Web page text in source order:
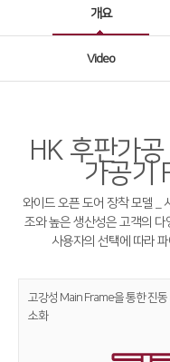
국내지사
제품소개
FS Series
RS3015
개요
Video
HK 후판가
가공기
와이드 오픈 도어 장착 모델 _
조와 높은 생산성은 고객의
사용자의 선택에 따라
고강성 Main Frame을 통한 진동
소화